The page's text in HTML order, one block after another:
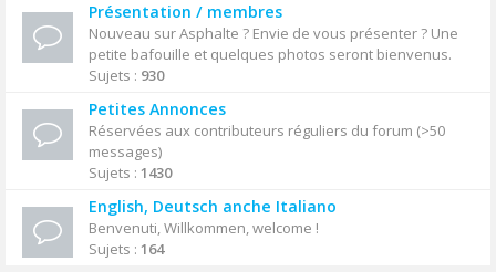
Présentation / membres
Nouveau sur Asphalte ? Envie de vous présenter ? Une
petite bafouille et quelques photos seront bienvenus.
Sujets : 930
Petites Annonces
Réservées aux contributeurs réguliers du forum (>50
messages)
Sujets : 1430
English, Deutsch anche Italiano
Benvenuti, Willkommen, welcome !
Sujets : 164